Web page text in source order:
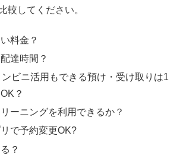
較してください。
料金？
達時間？
ビニ活用もできる預け・受け取りは1
？
ーニングを利用できるか？
で予約変更OK?
？